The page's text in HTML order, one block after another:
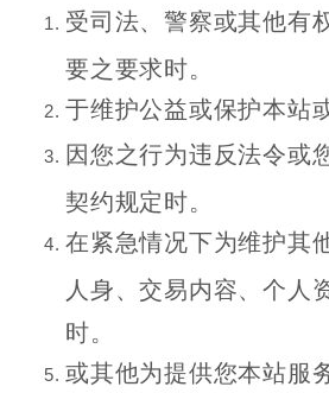
受司法、警察或其他有
要之要求时。
于维护公益或保护本站
因您之行为违反法令或
契约规定时。
在紧急情况下为维护其
人身、交易内容、个人
时。
或其他为提供您本站服